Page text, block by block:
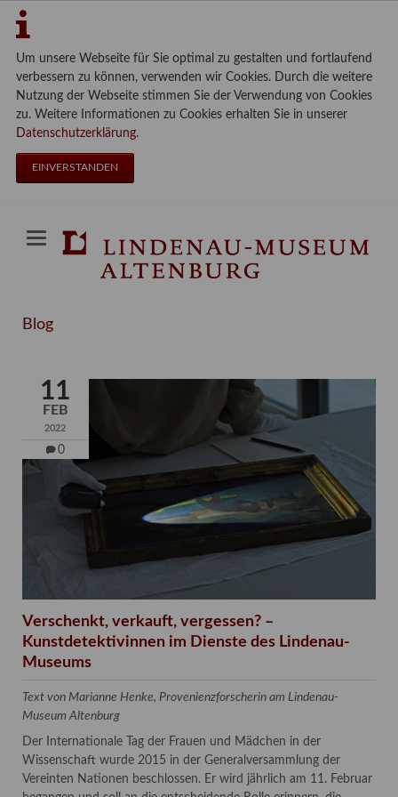
Um unsere Webseite für Sie optimal zu gestalten und fortlaufend
verbessern zu können, verwenden wir Cookies. Durch die weitere
Nutzung der Webseite stimmen Sie der Verwendung von Cookies
zu. Weitere Informationen zu Cookies erhalten Sie in unserer
Datenschutzerklärung.
EINVERSTANDEN
Blog
11
FEB
2022
0
Verschenkt, verkauft, vergessen? –
Kunstdetektivinnen im Dienste des Lindenau-
Museums
Text von Marianne Henke, Provenienzforscherin am Lindenau-
Museum Altenburg
Der Internationale Tag der Frauen und Mädchen in der
Wissenschaft wurde 2015 in der Generalversammlung der
Vereinten Nationen beschlossen. Er wird jährlich am 11. Februar